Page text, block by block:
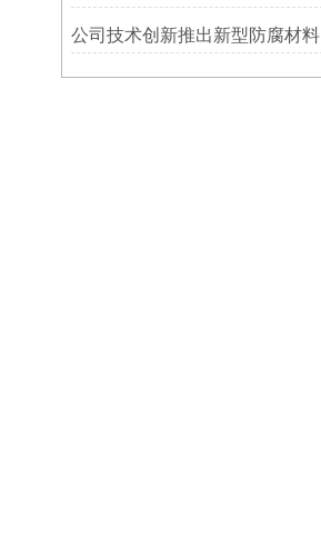
公司技术创新推出新型防腐材料